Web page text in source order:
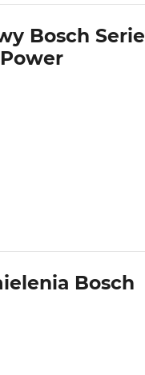
Bosch Serie
Bosch